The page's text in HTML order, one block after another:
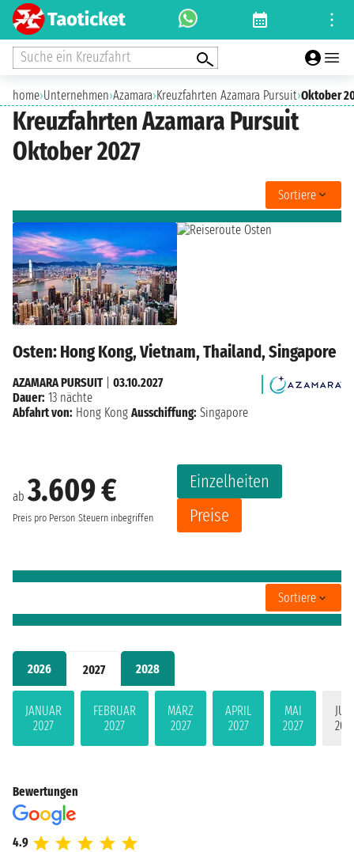
Suche ein Kreuzfahrt
home›Unternehmen›Azamara›Kreuzfahrten Azamara Pursuit›Oktober
Kreuzfahrten Azamara Pursuit
Oktober 2027
2026 2027 2028
JANUAR
2027
FEBRUAR
2027
MÄRZ
2027
APRIL
2027
MAI
2027
Sortiere
Osten: Hong Kong, Vietnam, Thailand, Singapore
ab3.609 €
Preis pro Person Steuern inbegriffen
Einzelheiten
Preise
AZAMARA PURSUIT| 03.10.2027
Dauer: 13 nächte
Abfahrt von: Hong Kong Ausschiffung: Singapore
Sortiere
Bewertungen
4.9